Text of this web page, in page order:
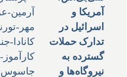
آمریکا و
اسرائیل در
تدارک حملات
گسترده به
نیروگاه‌ها و